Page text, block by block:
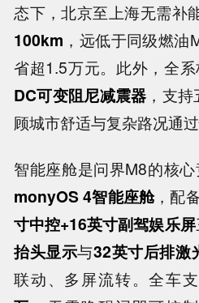
态下，北京至上海无需补
100km ，远低于同级燃
省超1.5万元。此外，全
DC可变阻尼减震器 ，支
顾城市舒适与复杂路况通过
智能座舱是问界M8的核
monyOS 4智能座舱，配
寸中控+16英寸副驾娱乐屏
抬头显示与32英寸后排激
联动、多屏流转。全车